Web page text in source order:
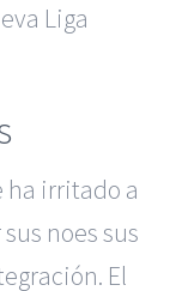
Liga
ha irritado a
noes sus
El